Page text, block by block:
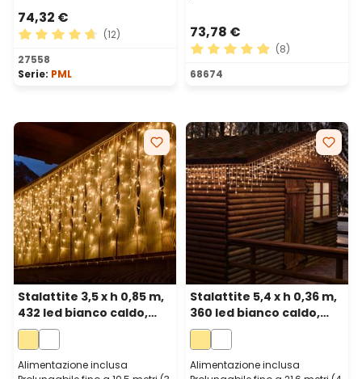
74,32 €
Valutazione media di 4.83 su 5 stelle
(12)
27558
Serie: PML
73,78 €
Valutazione media di 4.88
(8)
68674
Stalattite 3,5 x h 0,85 m,
432 led bianco caldo,
cavo bianco,
prolungabile
Alimentazione inclusa
Stalattite 5,4 x h 0,36 m,
360 led bianco caldo,
cavo bianco,
prolungabile
Alimentazione inclusa